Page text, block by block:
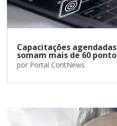
Capacitações
somam mais de 60
por Portal ContNews